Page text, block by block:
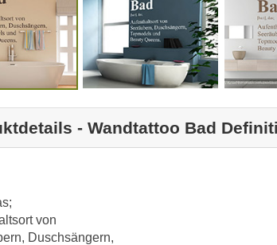
- Wandtattoo Bad
von
Duschsängern,